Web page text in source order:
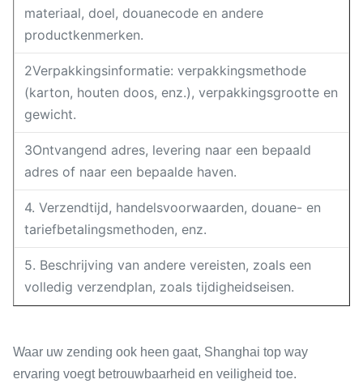
materiaal, doel, douanecode en andere
productkenmerken.
2Verpakkingsinformatie: verpakkingsmethode
(karton, houten doos, enz.), verpakkingsgrootte en
gewicht.
3Ontvangend adres, levering naar een bepaald
adres of naar een bepaalde haven.
4. Verzendtijd, handelsvoorwaarden, douane- en
tariefbetalingsmethoden, enz.
5. Beschrijving van andere vereisten, zoals een
volledig verzendplan, zoals tijdigheidseisen.
Waar uw zending ook heen gaat, Shanghai top way
ervaring voegt betrouwbaarheid en veiligheid toe.